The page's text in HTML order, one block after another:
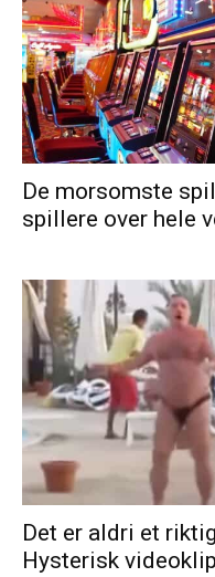
De morsomste
spillere over hele
Det er aldri et
Hysterisk